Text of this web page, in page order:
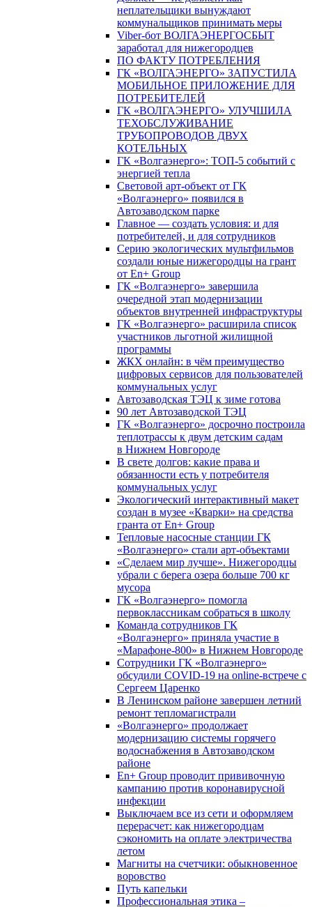
неплательщики вынуждают
коммунальщиков принимать меры
Viber-бот ВОЛГАЭНЕРГОСБЫТ
заработал для нижегородцев
ПО ФАКТУ ПОТРЕБЛЕНИЯ
ГК «ВОЛГАЭНЕРГО» ЗАПУСТИЛА
МОБИЛЬНОЕ ПРИЛОЖЕНИЕ ДЛЯ
ПОТРЕБИТЕЛЕЙ
ГК «ВОЛГАЭНЕРГО» УЛУЧШИЛА
ТЕХОБСЛУЖИВАНИЕ
ТРУБОПРОВОДОВ ДВУХ
КОТЕЛЬНЫХ
ГК «Волгаэнерго»: ТОП-5 событий с
энергией тепла
Световой арт-объект от ГК
«Волгаэнерго» появился в
Автозаводском парке
Главное — создать условия: и для
потребителей, и для сотрудников
Серию экологических мультфильмов
создали юные нижегородцы на грант
от En+ Group
ГК «Волгаэнерго» завершила
очередной этап модернизации
объектов внутренней инфраструктуры
ГК «Волгаэнерго» расширила список
участников льготной жилищной
программы
ЖКХ онлайн: в чём преимущество
цифровых сервисов для пользователей
коммунальных услуг
Автозаводская ТЭЦ к зиме готова
90 лет Автозаводской ТЭЦ
ГК «Волгаэнерго» досрочно построила
теплотрассы к двум детским садам
в Нижнем Новгороде
В свете долгов: какие права и
обязанности есть у потребителя
коммунальных услуг
Экологический интерактивный макет
создан в музее «Кварки» на средства
гранта от En+ Group
Тепловые насосные станции ГК
«Волгаэнерго» стали арт-объектами
«Сделаем мир лучше». Нижегородцы
убрали с берега озера больше 700 кг
мусора
ГК «Волгаэнерго» помогла
первоклассникам собраться в школу
Команда сотрудников ГК
«Волгаэнерго» приняла участие в
«Марафоне-800» в Нижнем Новгороде
Сотрудники ГК «Волгаэнерго»
обсудили COVID-19 на online-встрече с
Сергеем Царенко
В Ленинском районе завершен летний
ремонт тепломагистрали
«Волгаэнерго» продолжает
модернизацию системы горячего
водоснабжения в Автозаводском
районе
En+ Group проводит прививочную
кампанию против коронавирусной
инфекции
Выключаем все из сети и оформляем
перерасчет: как нижегородцам
сэкономить на оплате электричества
летом
Магниты на счетчики: обыкновенное
воровство
Путь капельки
Профессиональная этика –